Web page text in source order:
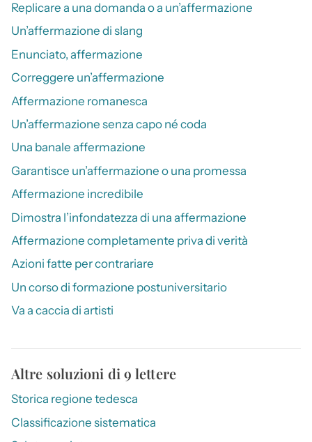
Replicare a una domanda o a un’affermazione
Un’affermazione di slang
Enunciato, affermazione
Correggere un’affermazione
Affermazione romanesca
Un’affermazione senza capo né coda
Una banale affermazione
Garantisce un’affermazione o una promessa
Affermazione incredibile
Dimostra l’infondatezza di una affermazione
Affermazione completamente priva di verità
Azioni fatte per contrariare
Un corso di formazione postuniversitario
Va a caccia di artisti
Altre soluzioni di 9 lettere
Storica regione tedesca
Classificazione sistematica